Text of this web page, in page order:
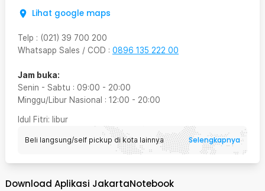
Lihat google maps
Telp : (021) 39 700 200
Whatsapp Sales / COD : 0896 135 222 00
Jam buka:
Senin - Sabtu : 09:00 - 20:00
Minggu/Libur Nasional : 12:00 - 20:00
Idul Fitri: libur
Beli langsung/self pickup di kota lainnya Selengkapnya
Download Aplikasi JakartaNotebook